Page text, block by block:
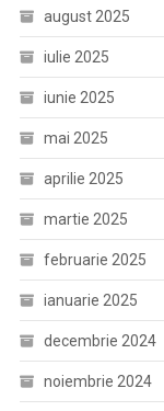
august 2025
iulie 2025
iunie 2025
mai 2025
aprilie 2025
martie 2025
februarie 2025
ianuarie 2025
decembrie 2024
noiembrie 2024